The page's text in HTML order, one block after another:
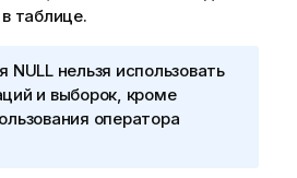
таблице.
NULLнельзя использовать
и выборок, кроме
оператора